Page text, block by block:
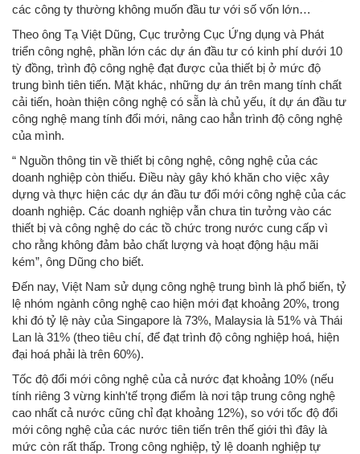
các công ty thường không muốn đầu tư với số vốn lớn…
Theo ông Tạ Việt Dũng, Cục trưởng Cục Ứng dụng và Phát
triển công nghệ, phần lớn các dự án đầu tư có kinh phí dưới 10
tỳ đồng, trình độ công nghệ đạt được của thiết bị ở mức độ
trung bình tiên tiến. Mặt khác, những dự án trên mang tính chất
cải tiến, hoàn thiện công nghệ có sẵn là chủ yếu, ít dự án đầu tư
công nghệ mang tính đổi mới, nâng cao hẳn trình độ công nghệ
của mình.
“ Nguồn thông tin về thiết bị công nghệ, công nghệ của các
doanh nghiệp còn thiếu. Điều này gây khó khăn cho việc xây
dựng và thực hiện các dự án đầu tư đổi mới công nghệ của các
doanh nghiệp. Các doanh nghiệp vẫn chưa tin tưởng vào các
thiết bị và công nghệ do các tồ chức trong nước cung cấp vì
cho rằng không đảm bảo chất lượng và hoạt động hậu mãi
kém”, ông Dũng cho biết.
Đến nay, Việt Nam sử dụng công nghệ trung bình là phổ biến, tỷ
lệ nhóm ngành công nghệ cao hiện mới đạt khoảng 20%, trong
khi đó tỷ lệ này của Singapore là 73%, Malaysia là 51% và Thái
Lan là 31% (theo tiêu chí, để đạt trình độ công nghiệp hoá, hiện
đại hoá phải là trên 60%).
Tốc độ đổi mới công nghệ của cả nước đạt khoảng 10% (nếu
tính riêng 3 vừng kinh'tế trọng điểm là nơi tập trung công nghệ
cao nhất cả nước cũng chỉ đạt khoảng 12%), so với tốc độ đổi
mới công nghệ của các nước tiên tiến trên thế giới thì đây là
mức còn rất thấp. Trong công nghiệp, tỷ lệ doanh nghiệp tự